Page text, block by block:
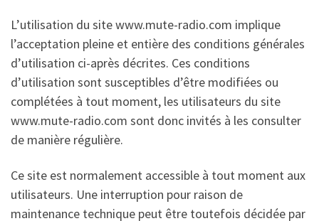
L’utilisation du site www.mute-radio.com implique
l’acceptation pleine et entière des conditions générales
d’utilisation ci-après décrites. Ces conditions
d’utilisation sont susceptibles d’être modifiées ou
complétées à tout moment, les utilisateurs du site
www.mute-radio.com sont donc invités à les consulter
de manière régulière.
Ce site est normalement accessible à tout moment aux
utilisateurs. Une interruption pour raison de
maintenance technique peut être toutefois décidée par